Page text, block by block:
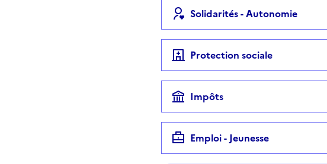
Solidarités - Autonomie
Protection sociale
Impôts
Emploi - Jeunesse